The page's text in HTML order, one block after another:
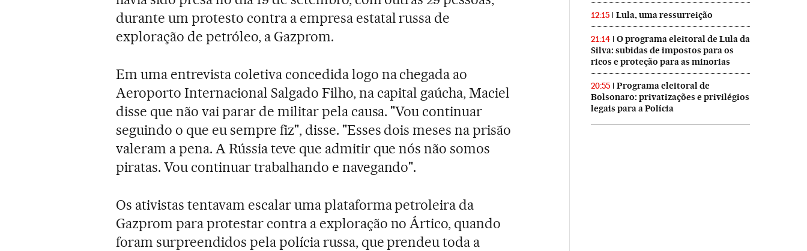
durante um protesto contra a empresa estatal russa de
exploração de petróleo, a Gazprom.
Em uma entrevista coletiva concedida logo na chegada ao
Aeroporto Internacional Salgado Filho, na capital gaúcha, Maciel
disse que não vai parar de militar pela causa. "Vou continuar
seguindo o que eu sempre fiz", disse. "Esses dois meses na prisão
valeram a pena. A Rússia teve que admitir que nós não somos
piratas. Vou continuar trabalhando e navegando".
Os ativistas tentavam escalar uma plataforma petroleira da
Gazprom para protestar contra a exploração no Ártico, quando
foram surpreendidos pela polícia russa, que prendeu toda a
12:15 Lula, uma ressurreição
21:14
O programa eleitoral de Lula da
Silva: subidas de impostos para os
ricos e proteção para as minorias
20:55
Programa eleitoral de
Bolsonaro: privatizações e privilégios
legais para a Polícia